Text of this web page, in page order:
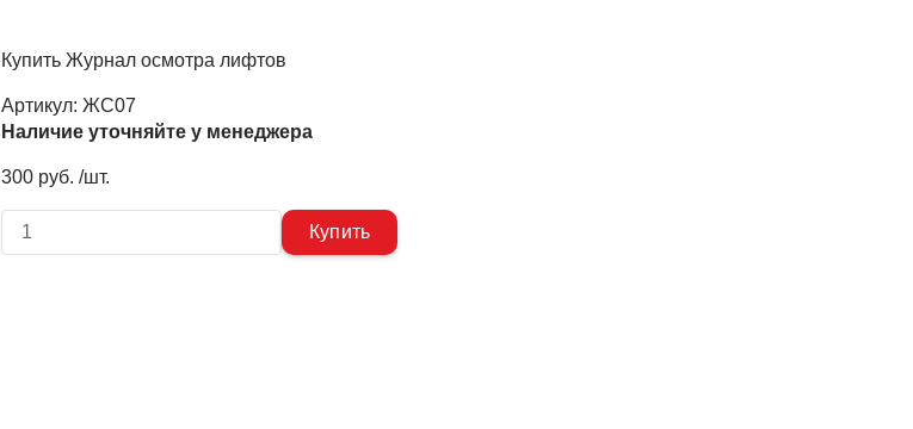
Купить Журнал осмотра лифтов
Артикул:ЖС07
Наличие уточняйте у менеджера
300 руб. /шт.